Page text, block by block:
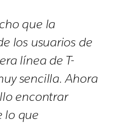
que la
los usuarios de
línea de T-
sencilla. Ahora
encontrar
lo que